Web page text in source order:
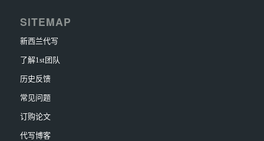
SITEMAP
新西兰代写
了解1st团队
历史反馈
常见问题
订购论文
代写博客